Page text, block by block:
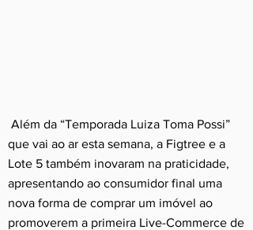
Além da “Temporada Luiza Toma Possi”
que vai ao ar esta semana, a Figtree e a
Lote 5 também inovaram na praticidade,
apresentando ao consumidor final uma
nova forma de comprar um imóvel ao
promoverem a primeira Live-Commerce de